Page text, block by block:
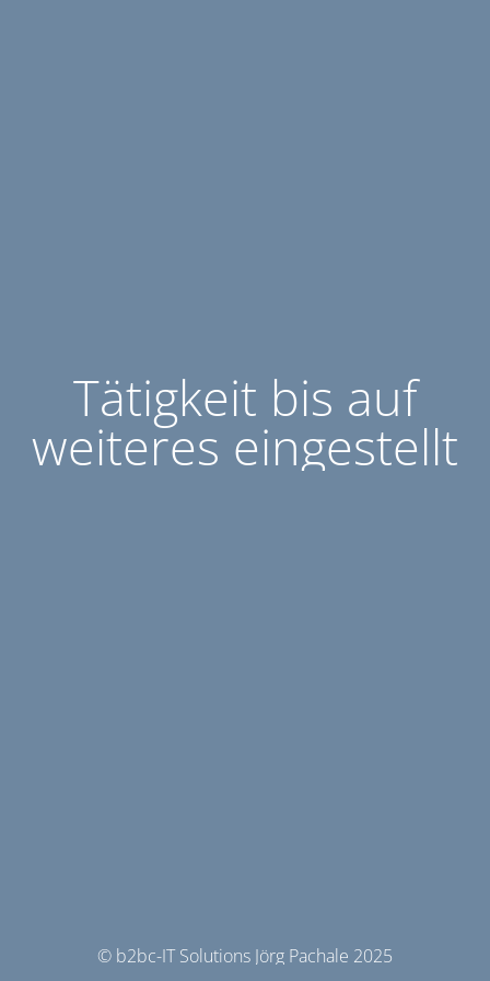
Tätigkeit bis auf
weiteres eingestellt
© b2bc-IT Solutions Jörg Pachale 2025